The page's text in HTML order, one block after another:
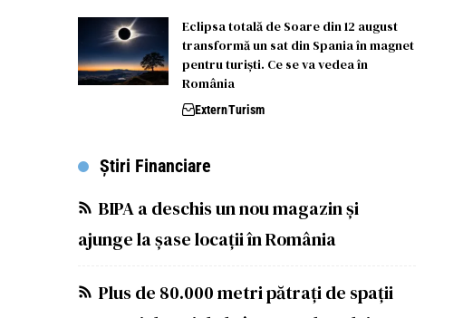
Eclipsa totală de Soare din 12 august
transformă un sat din Spania în magnet
pentru turiști. Ce se va vedea în
România
ExternTurism
Știri Financiare
BIPA a deschis un nou magazin și
ajunge la șase locații în România
Plus de 80.000 metri pătrați de spații